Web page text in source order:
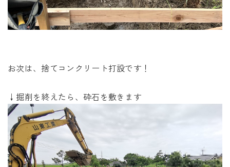
お次は、捨てコンクリート打設です！
↓掘削を終えたら、砕石を敷きます